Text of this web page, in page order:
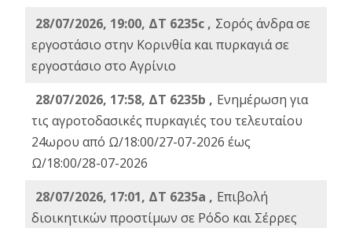
28/07/2026, 19:00, ΔΤ 6235c , Σορός άνδρα σε
εργοστάσιο στην Κορινθία και πυρκαγιά σε
εργοστάσιο στο Αγρίνιο
28/07/2026, 17:58, ΔΤ 6235b , Ενημέρωση για
τις αγροτοδασικές πυρκαγιές του τελευταίου
24ωρου από Ω/18:00/27-07-2026 έως
Ω/18:00/28-07-2026
28/07/2026, 17:01, ΔΤ 6235a , Eπιβολή
διοικητικών προστίμων σε Ρόδο και Σέρρες